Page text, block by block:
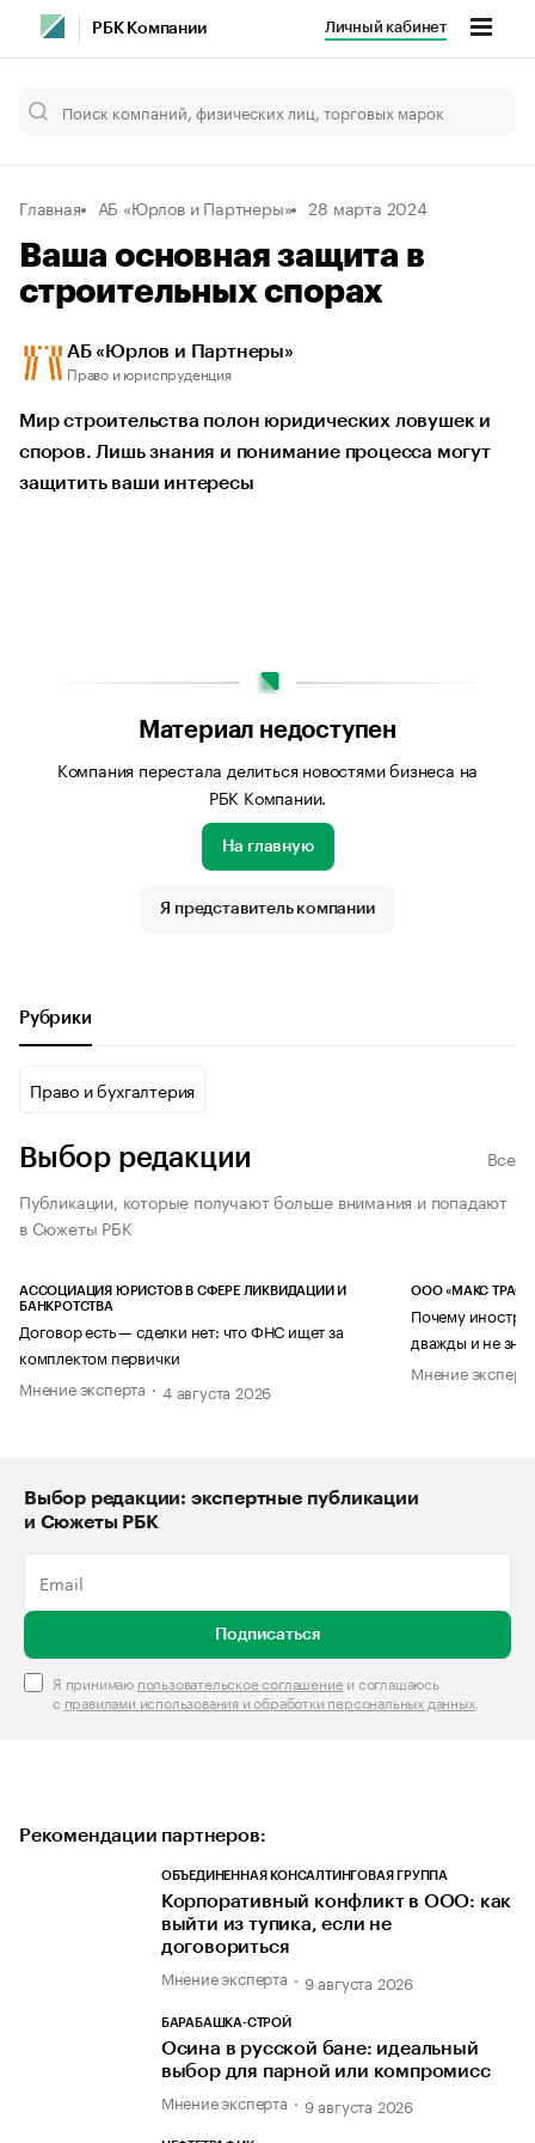
РБК Компании Личный кабинет
Главная АБ «Юрлов и Партнеры» 28 марта 2024
Ваша основная защита в
строительных спорах
АБ «Юрлов и Партнеры»
Право и юриспруденция
Мир строительства полон юридических ловушек и
споров. Лишь знания и понимание процесса могут
защитить ваши интересы
Материал недоступен
Компания перестала делиться новостями бизнеса на
РБК Компании.
На главную
Я представитель компании
Рубрики
Право и бухгалтерия
Выбор редакции
Все
Публикации, которые получают больше внимания и попадают
в Сюжеты РБК
АССОЦИАЦИЯ ЮРИСТОВ В СФЕРЕ ЛИКВИДАЦИИ И
БАНКРОТСТВА
Договор есть — сделки нет: что ФНС ищет за
комплектом первички
Мнение эксперта
4 августа 2026
ООО «МАКС ТРАСТ»
Почему
дважды и не
Мнение
Выбор редакции: экспертные публикации
и Сюжеты РБК
Подписаться
Я принимаю пользовательское соглашениеи соглашаюсь
с правилами использования и обработки персональных данных.
Рекомендации партнеров:
ОБЪЕДИНЕННАЯ КОНСАЛТИНГОВАЯ ГРУППА
Корпоративный конфликт в ООО: как
выйти из тупика, если не
договориться
Мнение эксперта 9 августа 2026
БАРАБАШКА-СТРОЙ
Осина в русской бане: идеальный
выбор для парной или компромисс
Мнение эксперта 9 августа 2026